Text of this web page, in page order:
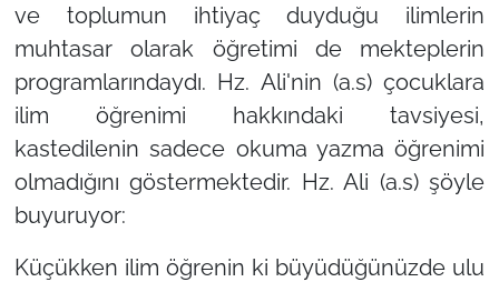
ve toplumun ihtiyaç duyduğu ilimlerin
muhtasar olarak öğretimi de mekteplerin
programlarındaydı. Hz. Ali'nin (a.s) çocuklara
ilim öğrenimi hakkındaki tavsiyesi,
kastedilenin sadece okuma yazma öğrenimi
olmadığını göstermektedir. Hz. Ali (a.s) şöyle
buyuruyor:
Küçükken ilim öğrenin ki büyüdüğünüzde ulu